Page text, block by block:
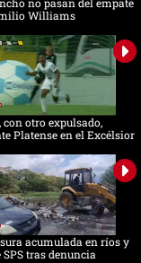
no pasan del empate
Williams
otro expulsado,
Platense en el Excélsior
acumulada en ríos y
SPS tras denuncia